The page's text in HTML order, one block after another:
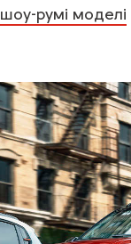
шоу-румі моделі